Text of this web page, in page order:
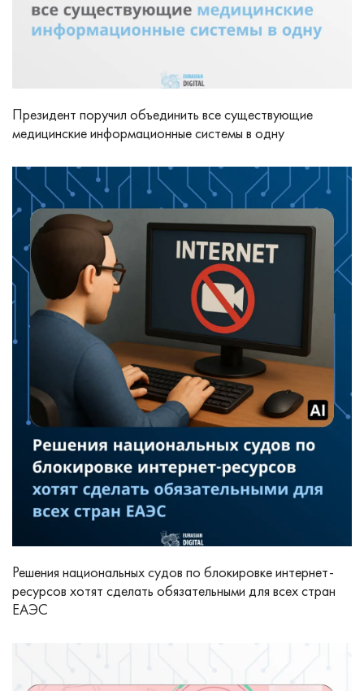
Президент поручил объединить все существующие
медицинские информационные системы в одну
Решения национальных судов по блокировке интернет-
ресурсов хотят сделать обязательными для всех стран
ЕАЭС